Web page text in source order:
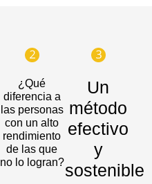
¿Qué
diferencia a
las personas
con un alto
rendimiento
de las que
no lo logran?
Un
método
efectivo
y
sostenible